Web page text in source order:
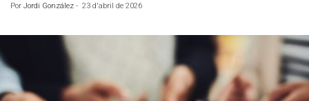
Por Jordi González - 23 d'abril de 2026